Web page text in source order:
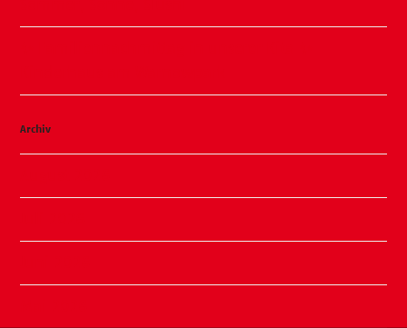
Archiv